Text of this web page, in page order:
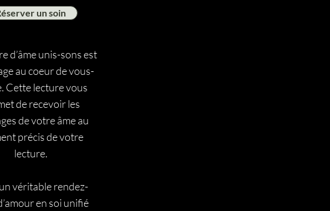
un soin
d’âme unis-sons est
au coeur de vous-
Cette lecture vous
de recevoir les
de votre âme au
précis de votre
lecture.
véritable rendez-
en soi unifié